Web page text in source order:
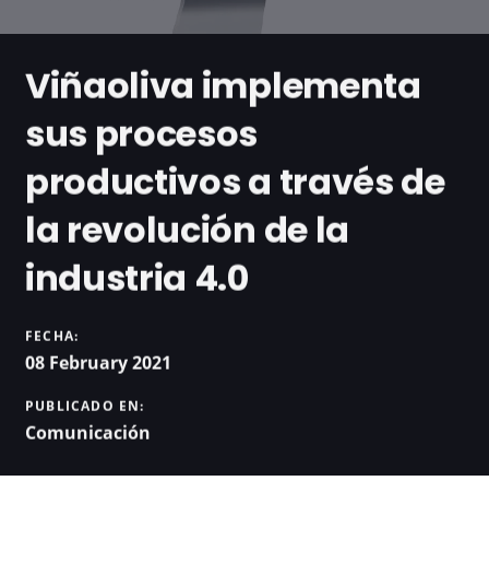
Viñaoliva implementa
sus procesos
productivos a través de
la revolución de la
industria 4.0
FECHA:
08 February 2021
PUBLICADO EN:
Comunicación